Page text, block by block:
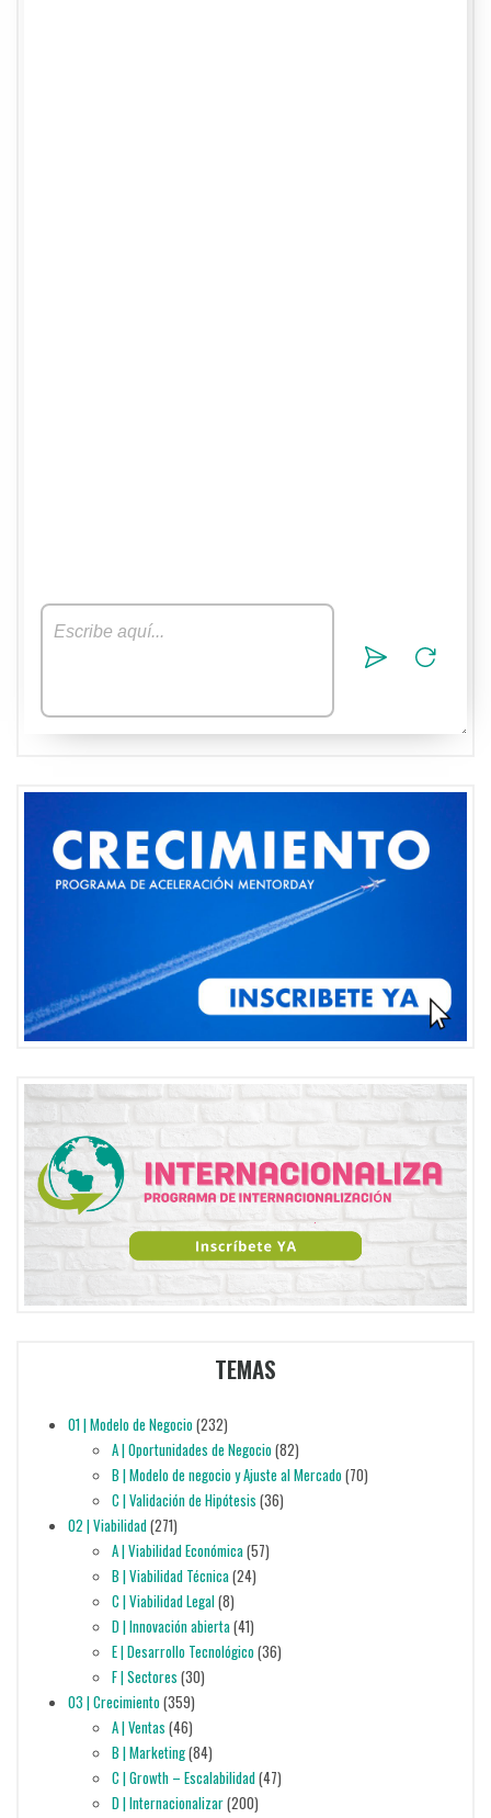
TEMAS
01 | Modelo de Negocio(232)
A | Oportunidades de Negocio(82)
B | Modelo de negocio y Ajuste al Mercado(70)
C | Validación de Hipótesis (36)
02 | Viabilidad(271)
A | Viabilidad Económica(57)
B | Viabilidad Técnica(24)
C | Viabilidad Legal(8)
D | Innovación abierta(41)
E | Desarrollo Tecnológico(36)
F | Sectores (30)
03 | Crecimiento(359)
A | Ventas (46)
B | Marketing(84)
C | Growth – Escalabilidad(47)
D | Internacionalizar(200)